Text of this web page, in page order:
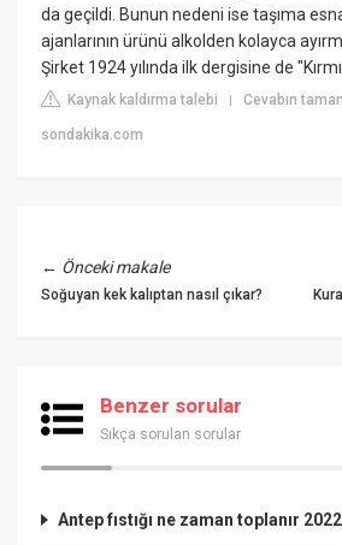
da geçildi. Bunun nedeni ise taşıma
ajanlarının ürünü alkolden kolayca
Şirket 1924 yılında ilk dergisine de
Kaynak kaldırma talebi |Cevabın
sondakika.com
← Önceki makale
Soğuyan kek kalıptan nasıl çıkar?
Benzer sorular
Sıkça sorulan sorular
Antep fıstığı ne zaman toplanır